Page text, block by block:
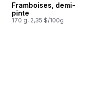
Framboises, demi-
pinte
170 g, 2,35 $/100g